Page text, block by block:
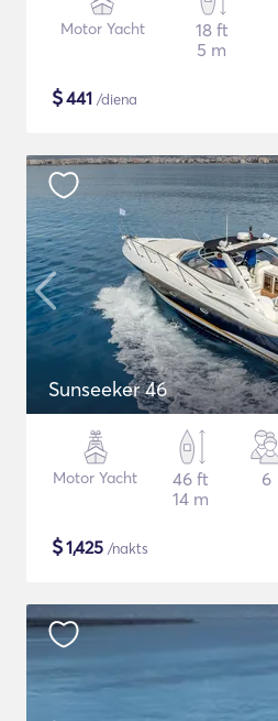
Motor Yacht
18 ft
5 m
$441 /diena
Sunseeker 46
Motor Yacht
46 ft
14 m
6
$1,425 /nakts